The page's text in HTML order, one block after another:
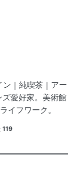
｜純喫茶｜アー
ズ愛好家。美術館
イフワーク。
119